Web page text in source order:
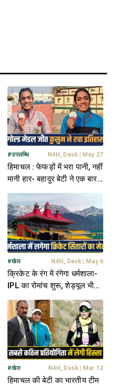
#उपलब्धि N4H_Desk| May 27
हिमाचल : फेफड़ों में भरा पानी, नहीं
मानी हार- बहादुर बेटी ने एक बार
फिर चमकाया प्रदेश का नाम
#खेल N4H_Desk May 6
क्रिकेट के रंग में रंगेगा धर्मशाला-
IPL का रोमांच शुरू, शेड्यूल भी
जारी- कल पहुंचेगी टीमें
#खेल N4H_Desk| Mar 12
हिमाचल की बेटी का भारतीय टीम